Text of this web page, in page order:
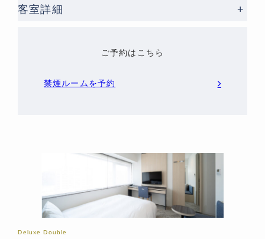
客室詳細 +
ご予約はこちら
禁煙ルームを予約
Deluxe Double